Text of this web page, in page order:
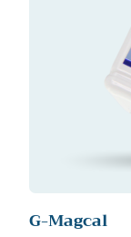
G-Magcal